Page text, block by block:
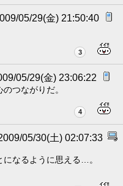
05/29(金) 21:50:40
3
05/29(金) 23:06:22
つながりだ。
4
05/30(土) 02:07:33
なるように思える…。